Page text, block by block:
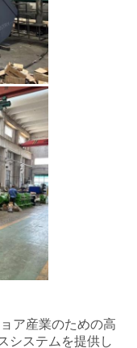
ア産業のための高
システムを提供し